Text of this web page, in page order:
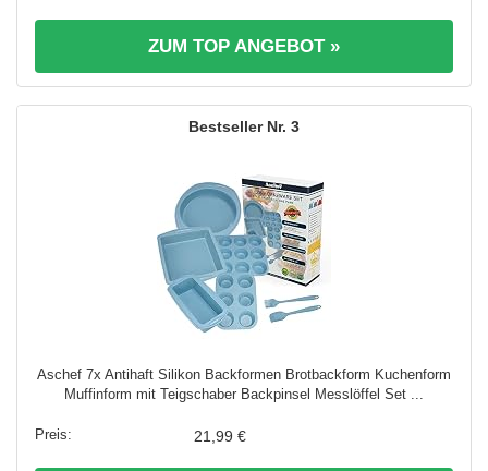
ZUM TOP ANGEBOT »
3
Aschef 7x Antihaft Silikon Backformen Brotbackform Kuchenform
Muffinform mit Teigschaber Backpinsel Messlöffel Set ...
21,99 €